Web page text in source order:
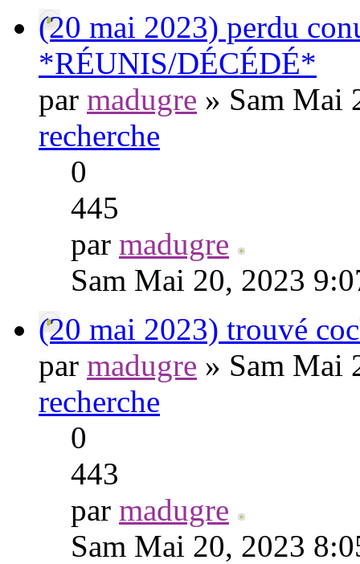
(20 mai 2023) perdu
*RÉUNIS/DÉCÉDÉ*
par madugre » Sam Mai
recherche
0
445
par madugre
Sam Mai 20, 2023
(20 mai 2023) trouvé
par madugre » Sam Mai
recherche
0
443
par madugre
Sam Mai 20, 2023